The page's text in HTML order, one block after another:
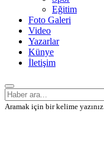
Eğitim
Foto Galeri
Video
Yazarlar
Künye
İletişim
Aramak için bir kelime yazınız.